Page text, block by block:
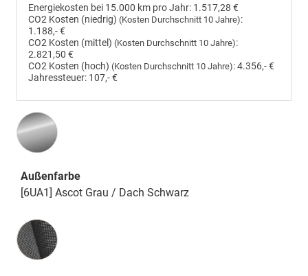
Energiekosten bei 15.000 km pro Jahr: 1.517,28 €
CO2 Kosten (niedrig) (Kosten Durchschnitt 10 Jahre):
1.188,- €
CO2 Kosten (mittel) (Kosten Durchschnitt 10 Jahre):
2.821,50 €
CO2 Kosten (hoch) (Kosten Durchschnitt 10 Jahre):4.356,- €
Jahressteuer: 107,- €
Außenfarbe
[6UA1] Ascot Grau / Dach Schwarz
Innenausstattung